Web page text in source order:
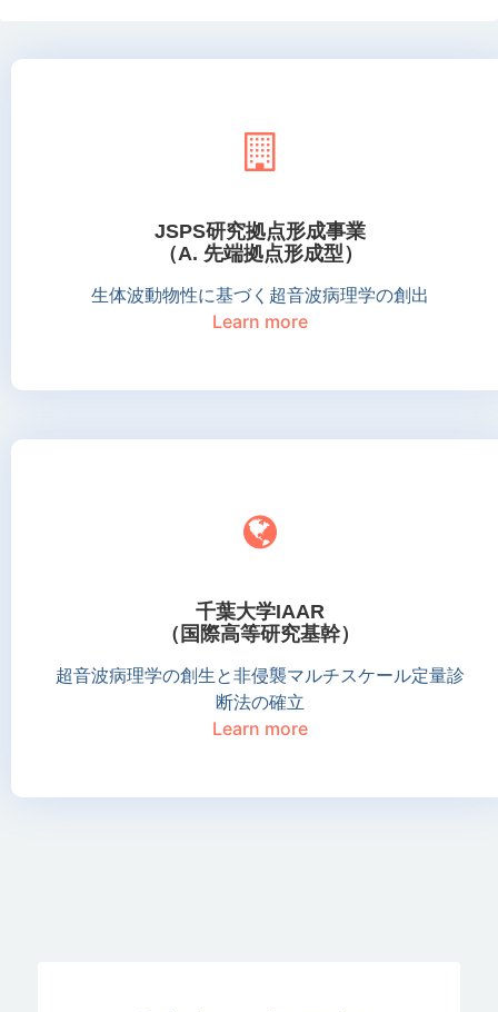
JSPS研究拠点形成事業
（A. 先端拠点形成型）
生体波動物性に基づく超音波病理学の創出
Learn more
千葉大学IAAR
（国際高等研究基幹）
超音波病理学の創生と非侵襲マルチスケール定量診
断法の確立
Learn more